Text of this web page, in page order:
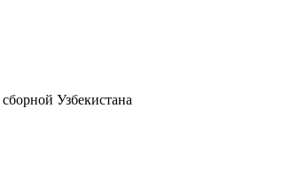
Узбекистана